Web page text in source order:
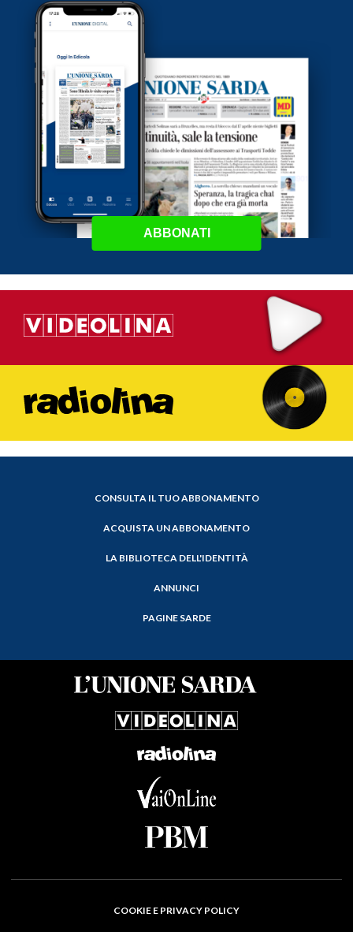
ABBONATI
CONSULTA IL TUO ABBONAMENTO
ACQUISTA UN ABBONAMENTO
LA BIBLIOTECA DELL'IDENTITÀ
ANNUNCI
PAGINE SARDE
COOKIE E PRIVACY POLICY